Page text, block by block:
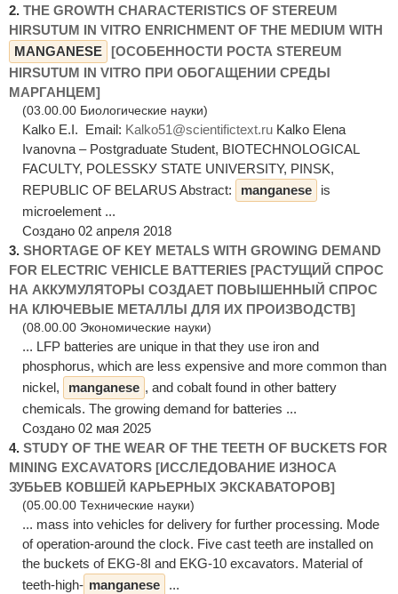
2. THE GROWTH CHARACTERISTICS OF STEREUM
HIRSUTUM IN VITRO ENRICHMENT OF THE MEDIUM WITH
MANGANESE [ОСОБЕННОСТИ РОСТА STEREUM
HIRSUTUM IN VITRO ПРИ ОБОГАЩЕНИИ СРЕДЫ
МАРГАНЦЕМ]
(03.00.00 Биологические науки)
Kalko E.I. Email: Kalko51@scientifictext.ru Kalko Elena
Ivanovna – Postgraduate Student, BIOTECHNOLOGICAL
FACULTY, POLESSKУ STATE UNIVERSITY, PINSK,
REPUBLIC OF BELARUS Abstract:
manganese
is
microelement ...
Создано 02 апреля 2018
3. SHORTAGE OF KEY METALS WITH GROWING DEMAND
FOR ELECTRIC VEHICLE BATTERIES [РАСТУЩИЙ СПРОС
НА АККУМУЛЯТОРЫ СОЗДАЕТ ПОВЫШЕННЫЙ СПРОС
НА КЛЮЧЕВЫЕ МЕТАЛЛЫ ДЛЯ ИХ ПРОИЗВОДСТВ]
(08.00.00 Экономические науки)
... LFP batteries are unique in that they use iron and
phosphorus, which are less expensive and more common than
nickel,
manganese , and cobalt found in other battery
chemicals. The growing demand for batteries ...
Создано 02 мая 2025
4. STUDY OF THE WEAR OF THE TEETH OF BUCKETS FOR
MINING EXCAVATORS [ИССЛЕДОВАНИЕ ИЗНОСА
ЗУБЬЕВ КОВШЕЙ КАРЬЕРНЫХ ЭКСКАВАТОРОВ]
(05.00.00 Технические науки)
... mass into vehicles for delivery for further processing. Mode
of operation-around the clock. Five cast teeth are installed on
the buckets of EKG-8I and EKG-10 excavators. Material of
teeth-high- manganese
...